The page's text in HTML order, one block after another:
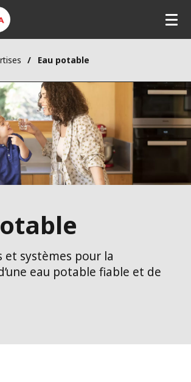
Eau potable
systèmes pour la
eau potable fiable et de